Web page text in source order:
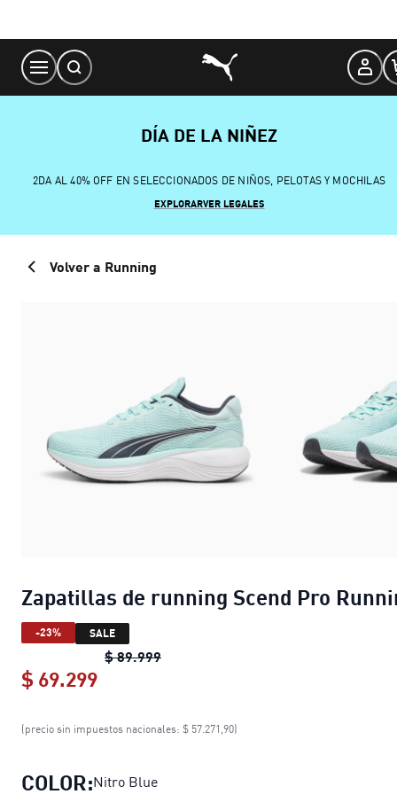
Content
DÍA DE LA NIÑEZ
2DA AL 40% OFF EN SELECCIONADOS DE NIÑOS, PELOTAS Y MOCHILAS
EXPLORARVER LEGALES
Volver a Running
Zapatillas de running Scend Pro
-23% SALE
$ 89.999Zapatillas de running Scend Pro
$ 69.299
Zapatillas de running Scend Pro
(precio sin impuestos nacionales: $ 57.271,90)
COLOR:Nitro Blue